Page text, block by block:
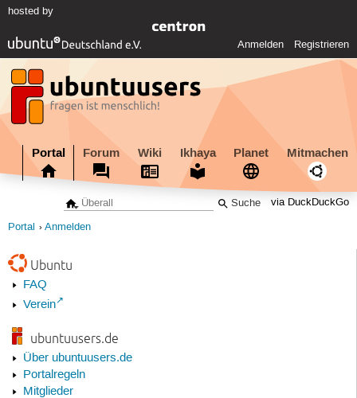
hosted by
Anmelden Registrieren
Portal Forum Wiki Ikhaya Planet Mitmachen
via DuckDuckGo
Portal Anmelden
Ubuntu
FAQ
Verein
ubuntuusers.de
Über ubuntuusers.de
Portalregeln
Mitglieder